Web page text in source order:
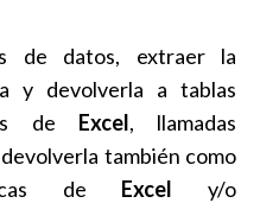
de datos, extraer la
y devolverla a tablas
de Excel, llamadas
también como
de Excel y/o